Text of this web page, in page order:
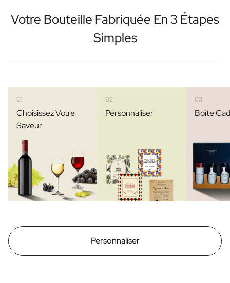
Votre Bouteille Fabriquée En 3 Étapes
Simples
01
Choisissez Votre
Saveur
02
Personnaliser
03
Boîte
Personnaliser